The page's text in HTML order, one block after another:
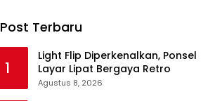
Post Terbaru
1
Light Flip Diperkenalkan, Ponsel
Layar Lipat Bergaya Retro
Agustus 8, 2026